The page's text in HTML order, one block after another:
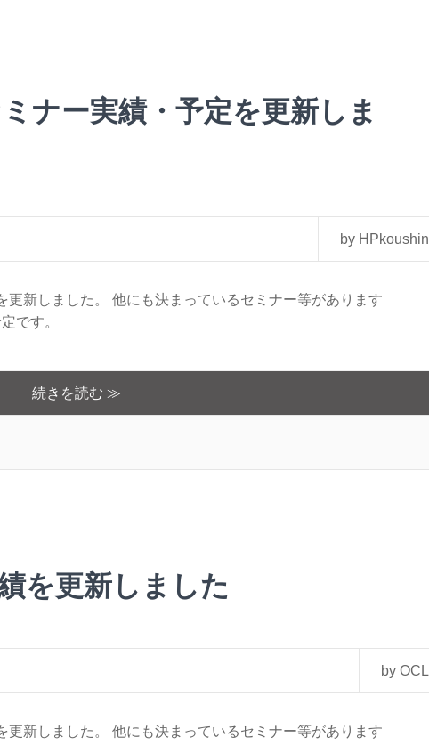
ナー実績・予定を更新しま
by HPkoushin
更新しました。 他にも決まっているセミナー等があります
です。
続きを読む ≫
を更新しました
by OCL
更新しました。 他にも決まっているセミナー等があります